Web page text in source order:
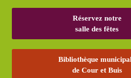
Réservez notre
salle des fêtes
Bibliothèque
de Cour et Buis